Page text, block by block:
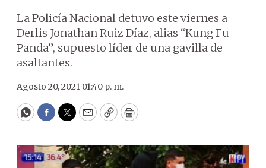
La Policía Nacional detuvo este viernes a
Derlis Jonathan Ruiz Díaz, alias “Kung Fu
Panda”, supuesto líder de una gavilla de
asaltantes.
Agosto 20, 2021 01:40 p. m.
WhatsApp
Facebook
Twitter
EmailCopyPrint